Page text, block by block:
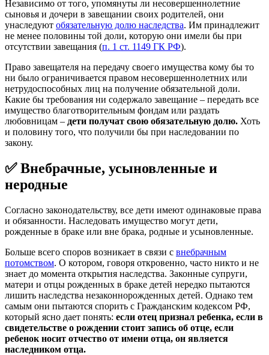
Независимо от того, упомянуты ли несовершеннолетние
сыновья и дочери в завещании своих родителей, они
унаследуют обязательную долю наследства. Им принадлежит
не менее половины той доли, которую они имели бы при
отсутствии завещания (п. 1 ст. 1149 ГК РФ).
Право завещателя на передачу своего имущества кому бы то
ни было ограничивается правом несовершеннолетних или
нетрудоспособных лиц на получение обязательной доли.
Какие бы требования ни содержало завещание – передать все
имущество благотворительным фондам или раздать
любовницам – дети получат свою обязательную долю. Хоть
и половину того, что получили бы при наследовании по
закону.
✅ Внебрачные, усыновленные и
неродные
Согласно законодательству, все дети имеют одинаковые права
и обязанности. Наследовать имущество могут дети,
рожденные в браке или вне брака, родные и усыновленные.
Больше всего споров возникает в связи с внебрачным
потомством. О котором, говоря откровенно, часто никто и не
знает до момента открытия наследства. Законные супруги,
матери и отцы рожденных в браке детей нередко пытаются
лишить наследства незаконнорожденных детей. Однако тем
самым они пытаются спорить с Гражданским кодексом РФ,
который ясно дает понять: если отец признал ребенка, если в
свидетельстве о рождении стоит запись об отце, если
ребенок носит отчество от имени отца, он является
наследником отца.